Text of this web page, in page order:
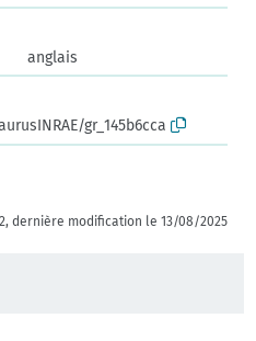
anglais
gr_145b6cca
dernière modification le 13/08/2025